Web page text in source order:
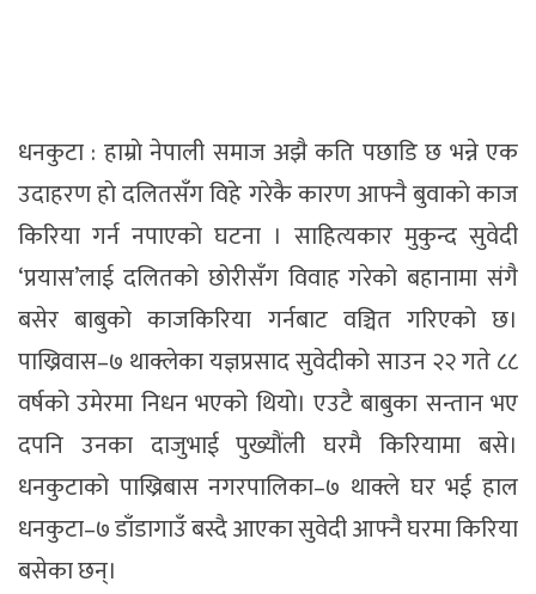
धनकुटा : हाम्राे नेपाली समाज अझै कति पछाडि छ भन्ने एक
उदाहरण हाे दलितसँग विहे गरेकै कारण आफ्नै बुवाकाे काज
किरिया गर्न नपाएकाे घटना । साहित्यकार मुकुन्द सुवेदी
‘प्रयास’लाई दलितको छोरीसँग विवाह गरेको बहानामा संगै
बसेर बाबुको काजकिरिया गर्नबाट वञ्चित गरिएको छ।
पाख्रिवास–७ थाक्लेका यज्ञप्रसाद सुवेदीको साउन २२ गते ८८
वर्षको उमेरमा निधन भएको थियो। एउटै बाबुका सन्तान भए
दपनि उनका दाजुभाई पुख्यौंली घरमै किरियामा बसे।
धनकुटाको पाख्रिबास नगरपालिका–७ थाक्ले घर भई हाल
धनकुटा–७ डाँडागाउँ बस्दै आएका सुवेदी आफ्नै घरमा किरिया
बसेका छन्।